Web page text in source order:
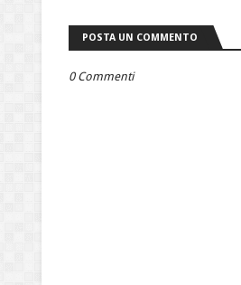
POSTA UN COMMENTO
0 Commenti